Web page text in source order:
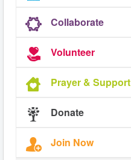
Collaborate
Volunteer
Prayer & Support
Donate
Join Now